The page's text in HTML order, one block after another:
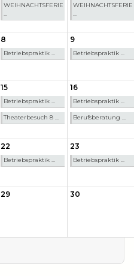
WEIHNACHTSFERIE
...
WEIHNACHTSFERIE
...
8
Betriebspraktik ...
9
Betriebspraktik ...
15
Betriebspraktik ...
Theaterbesuch 8 ...
16
Betriebspraktik ...
Berufsberatung ...
22
Betriebspraktik ...
23
Betriebspraktik ...
29 30